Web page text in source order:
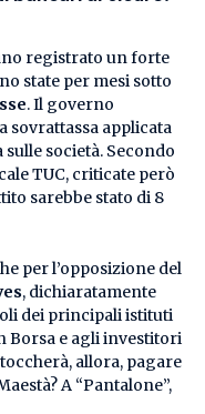
registrato un forte
state per mesi sotto
. Il governo
sovrattassa applicata
società. Secondo
TUC, criticate però
sarebbe stato di 8
per l’opposizione del
, dichiaratamente
dei principali istituti
Borsa e agli investitori
allora, pagare
A “Pantalone”,